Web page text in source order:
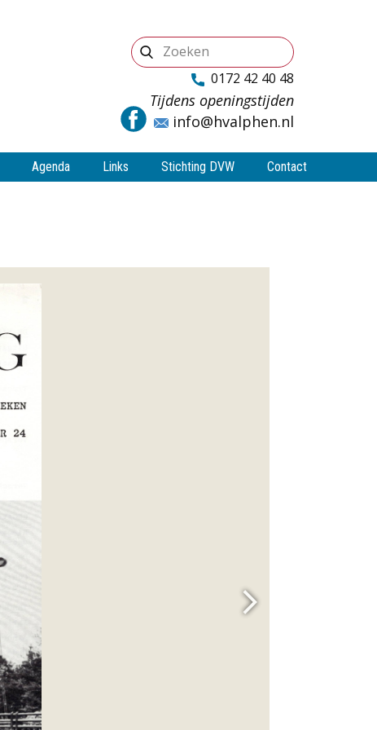
0172 42 40 48
Tijdens openingstijden
info@hvalphen.nl
Agenda Links Stichting DVW Contact